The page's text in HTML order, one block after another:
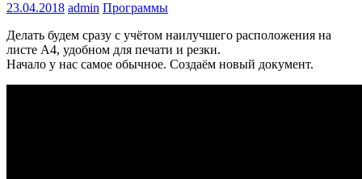
23.04.2018 admin Программы
Делать будем сразу с учётом наилучшего расположения на
листе А4, удобном для печати и резки.
Начало у нас самое обычное. Создаём новый документ.